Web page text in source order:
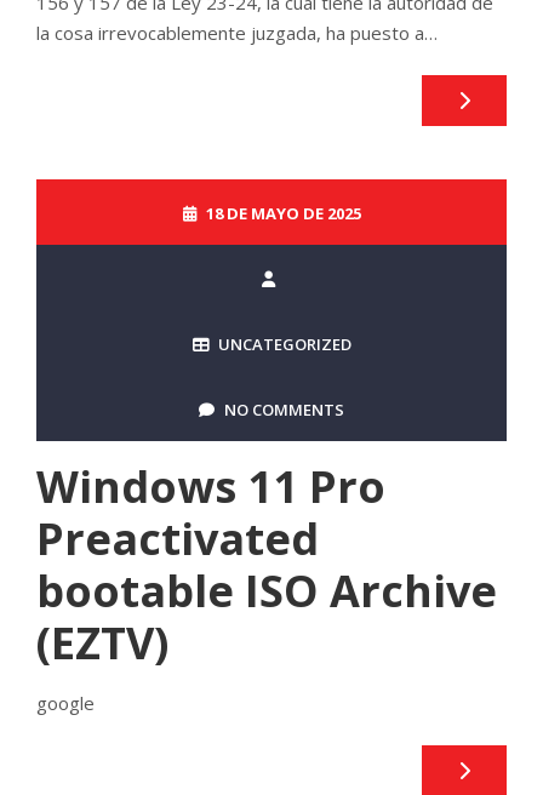
la cosa irrevocablemente juzgada, ha puesto a…
18 DE MAYO DE 2025
UNCATEGORIZED
NO COMMENTS
Windows 11 Pro
Preactivated
bootable ISO Archive
(EZTV)
google